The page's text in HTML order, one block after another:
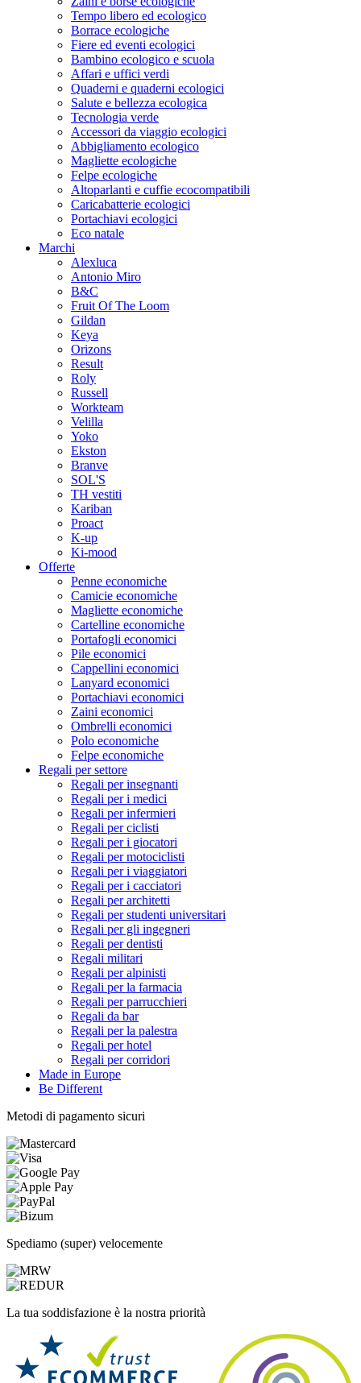
Tempo libero ed ecologico
Borrace ecologiche
Fiere ed eventi ecologici
Bambino ecologico e scuola
Affari e uffici verdi
Quaderni e quaderni ecologici
Salute e bellezza ecologica
Tecnologia verde
Accessori da viaggio ecologici
Abbigliamento ecologico
Magliette ecologiche
Felpe ecologiche
Altoparlanti e cuffie ecocompatibili
Caricabatterie ecologici
Portachiavi ecologici
Eco natale
Marchi
Alexluca
Antonio Miro
B&C
Fruit Of The Loom
Gildan
Keya
Orizons
Result
Roly
Russell
Workteam
Velilla
Yoko
Ekston
Branve
SOL'S
TH vestiti
Kariban
Proact
K-up
Ki-mood
Offerte
Penne economiche
Camicie economiche
Magliette economiche
Cartelline economiche
Portafogli economici
Pile economici
Cappellini economici
Lanyard economici
Portachiavi economici
Zaini economici
Ombrelli economici
Polo economiche
Felpe economiche
Regali per settore
Regali per insegnanti
Regali per i medici
Regali per infermieri
Regali per ciclisti
Regali per i giocatori
Regali per motociclisti
Regali per i viaggiatori
Regali per i cacciatori
Regali per architetti
Regali per studenti universitari
Regali per gli ingegneri
Regali per dentisti
Regali militari
Regali per alpinisti
Regali per la farmacia
Regali per parrucchieri
Regali da bar
Regali per la palestra
Regali per hotel
Regali per corridori
Made in Europe
Be Different
Metodi di pagamento sicuri
Spediamo (super) velocemente
La tua soddisfazione è la nostra priorità